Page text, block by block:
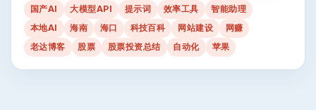
国产AI
大模型API 提示词 效率工具
智能助理
本地AI
海南 海口 科技百科 网站建设
网赚
老达博客
股票 股票投资总结 自动化 苹果